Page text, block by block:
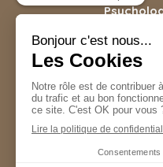
encore
Puteaux,
Neuilly-